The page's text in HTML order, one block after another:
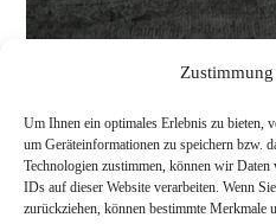
Um Ihnen ein optimales Erlebnis zu bieten,
um Geräteinformationen zu speichern bzw.
Technologien zustimmen, können wir
IDs auf dieser Website verarbeiten. Wenn
zurückziehen, können bestimmte Merkmale